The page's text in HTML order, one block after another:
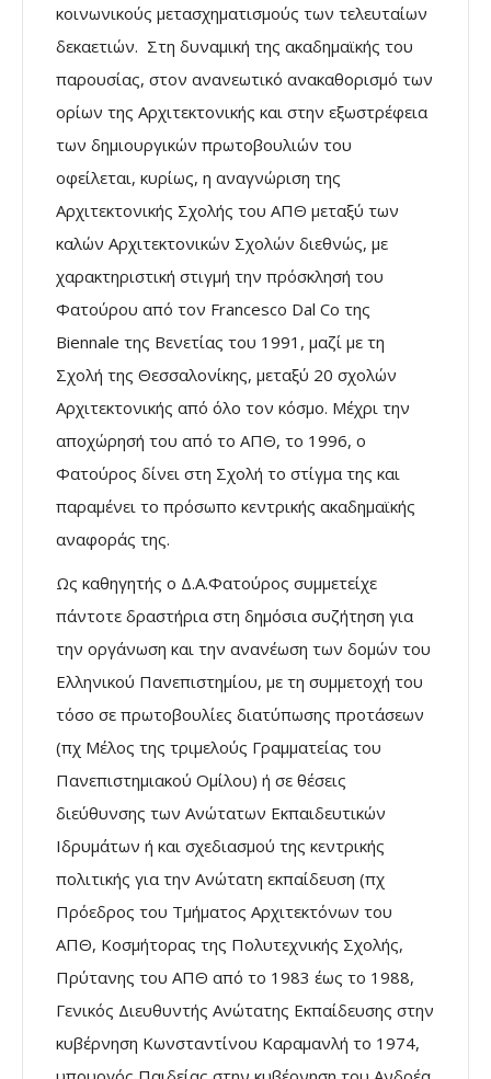
κοινωνικούς μετασχηματισμούς των τελευταίων
δεκαετιών. Στη δυναμική της ακαδημαϊκής του
παρουσίας, στον ανανεωτικό ανακαθορισμό των
ορίων της Αρχιτεκτονικής και στην εξωστρέφεια
των δημιουργικών πρωτοβουλιών του
οφείλεται, κυρίως, η αναγνώριση της
Αρχιτεκτονικής Σχολής του ΑΠΘ μεταξύ των
καλών Αρχιτεκτονικών Σχολών διεθνώς, με
χαρακτηριστική στιγμή την πρόσκλησή του
Φατούρου από τον Francesco Dal Co της
Biennale της Βενετίας του 1991, μαζί με τη
Σχολή της Θεσσαλονίκης, μεταξύ 20 σχολών
Αρχιτεκτονικής από όλο τον κόσμο. Μέχρι την
αποχώρησή του από το ΑΠΘ, το 1996, ο
Φατούρος δίνει στη Σχολή το στίγμα της και
παραμένει το πρόσωπο κεντρικής ακαδημαϊκής
αναφοράς της.
Ως καθηγητής ο Δ.Α.Φατούρος συμμετείχε
πάντοτε δραστήρια στη δημόσια συζήτηση για
την οργάνωση και την ανανέωση των δομών του
Ελληνικού Πανεπιστημίου, με τη συμμετοχή του
τόσο σε πρωτοβουλίες διατύπωσης προτάσεων
(πχ Μέλος της τριμελούς Γραμματείας του
Πανεπιστημιακού Ομίλου) ή σε θέσεις
διεύθυνσης των Ανώτατων Εκπαιδευτικών
Ιδρυμάτων ή και σχεδιασμού της κεντρικής
πολιτικής για την Ανώτατη εκπαίδευση (πχ
Πρόεδρος του Τμήματος Αρχιτεκτόνων του
ΑΠΘ, Κοσμήτορας της Πολυτεχνικής Σχολής,
Πρύτανης του ΑΠΘ από το 1983 έως το 1988,
Γενικός Διευθυντής Ανώτατης Εκπαίδευσης στην
κυβέρνηση Κωνσταντίνου Καραμανλή το 1974,